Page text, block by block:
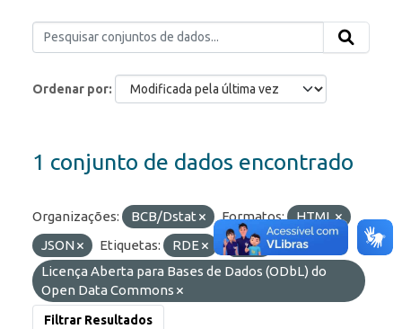
Ordenar por
1 conjunto de dados encontrado
Organizações: BCB/Dstat Formatos:
HTML
JSON
Etiquetas: RDE IED
Licenças:
Licença Aberta para Bases de Dados (ODbL) do
Open Data Commons
Filtrar Resultados